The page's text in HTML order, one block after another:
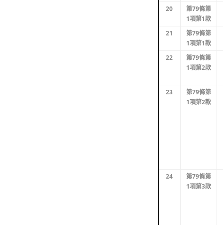
20
第79條第
1項第1款
21
第79條第
1項第1款
22
第79條第
1項第2款
23
第79條第
1項第2款
24
第79條第
1項第3款